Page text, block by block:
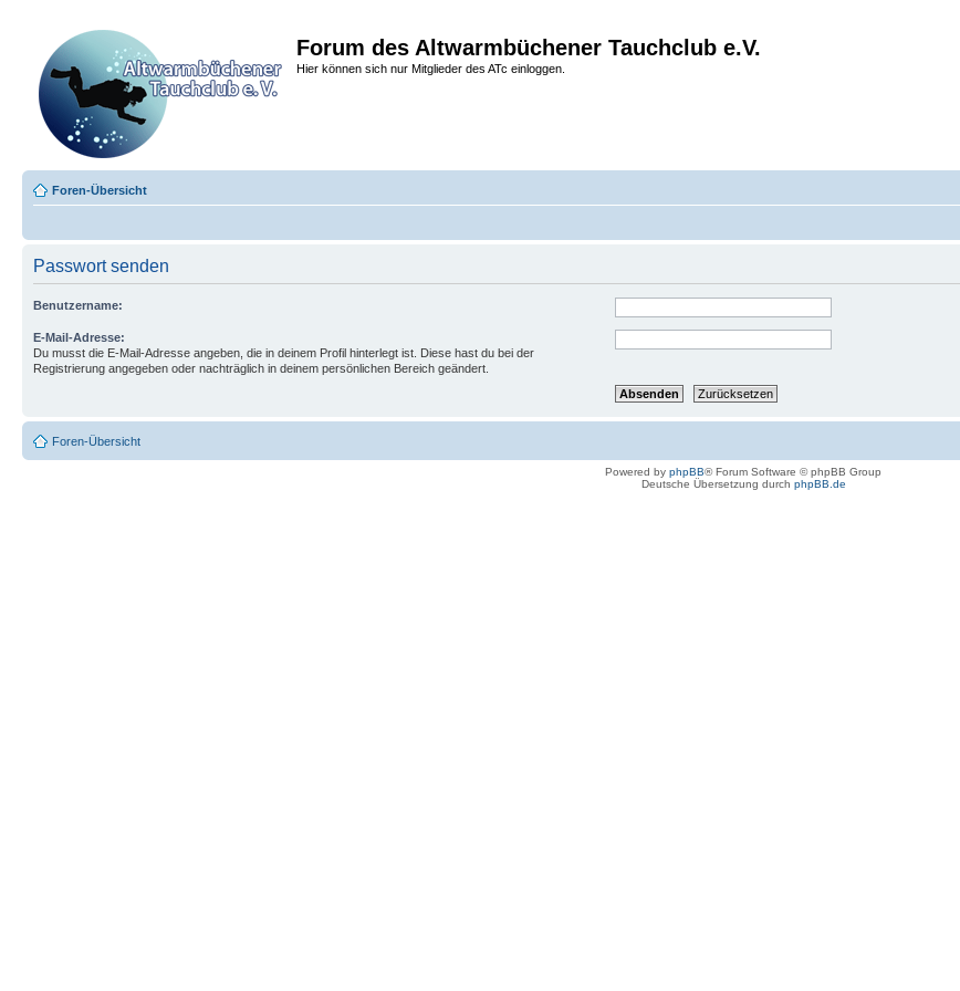
Forum des Altwarmbüchener Tauchclub e.V.
Hier können sich nur Mitglieder des ATc einloggen.
Foren-Übersicht
Passwort senden
Benutzername:
E-Mail-Adresse:
Du musst die E-Mail-Adresse angeben, die in deinem Profil hinterlegt ist. Diese hast du bei der
Registrierung angegeben oder nachträglich in deinem persönlichen Bereich geändert.
Foren-Übersicht
Powered by phpBB® Forum Software © phpBB Group
Deutsche Übersetzung durch phpBB.de